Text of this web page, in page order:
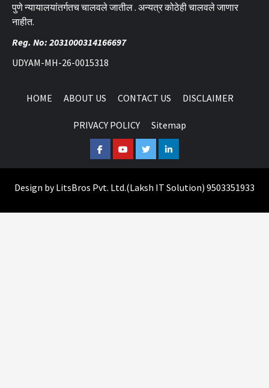
पुणे न्यायालयांतर्गतच चालवले जातील . अन्यत्र कोठेही चालवले जाणार
नाहीत.
Reg. No: 2031000314166697
UDYAM-MH-26-0015318
HOME ABOUT US CONTACT US DISCLAIMER
PRIVACY POLICY Sitemap
FacebookYoutubeTwitterLinkedin
Design byLitsBros Pvt. Ltd.(Laksh IT Solution) 9503351933